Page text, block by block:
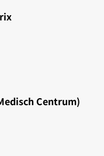
Centrum)